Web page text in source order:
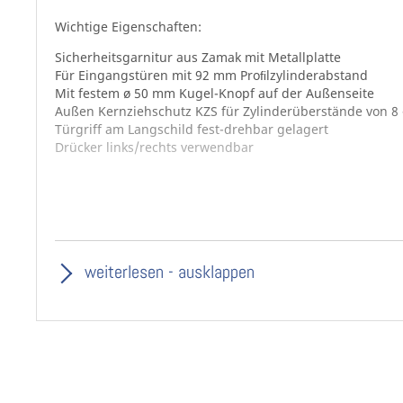
Wichtige Eigenschaften:
Sicherheitsgarnitur aus Zamak mit Metallplatte
Für Eingangstüren mit 92 mm Proﬁlzylinderabstand
Mit festem ø 50 mm Kugel-Knopf auf der Außenseite
Außen Kernziehschutz KZS für Zylinderüberstände von 8
Türgriff am Langschild fest-drehbar gelagert
Drücker links/rechts verwendbar
Modell: GRO PRIME SH 245-02Z 92
Schild-Form: Rechteckiges Langschild
weiterlesen - ausklappen